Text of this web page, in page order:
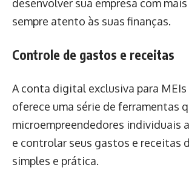
desenvolver sua empresa com
sempre atento às suas finanças.
Controle de gastos e receitas
A conta digital exclusiva para MEIs
oferece uma série de ferramentas
microempreendedores individuais
e controlar seus gastos e receitas
simples e prática.